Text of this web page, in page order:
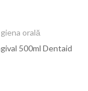
orală
500ml Dentaid